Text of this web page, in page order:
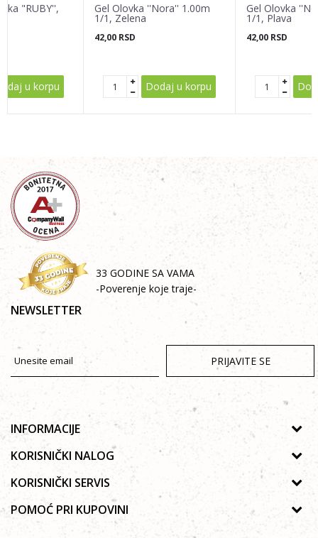
POŠALJI
"RUBY'',
u korpu
Gel Olovka ''Nora'' 1.00m
1/1, Zelena
42,00 RSD
Dodaj u korpu
Gel Olovka
1/1, Plava
42,00 RSD
33 GODINE SA VAMA
-Poverenje koje traje-
NEWSLETTER
PRIJAVITE SE
INFORMACIJE
O nama
Galerija
Saradnja
KORISNIČKI NALOG
Uputsvo za registraciju
Zaboravljena lozinka
Moja korpa
KORISNIČKI SERVIS
Politika privatnosti
Autorska prava
POMOĆ PRI KUPOVINI
Kako kupiti Online